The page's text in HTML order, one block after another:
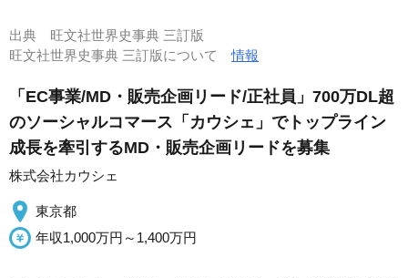
出典 旺文社世界史事典 三訂版
旺文社世界史事典 三訂版について情報
「EC事業/MD・販売企画リード/正社員」700万DL超
のソーシャルコマース「カウシェ」でトップライン
成長を牽引するMD・販売企画リードを募集
株式会社カウシェ
東京都
年収1,000万円～1,400万円